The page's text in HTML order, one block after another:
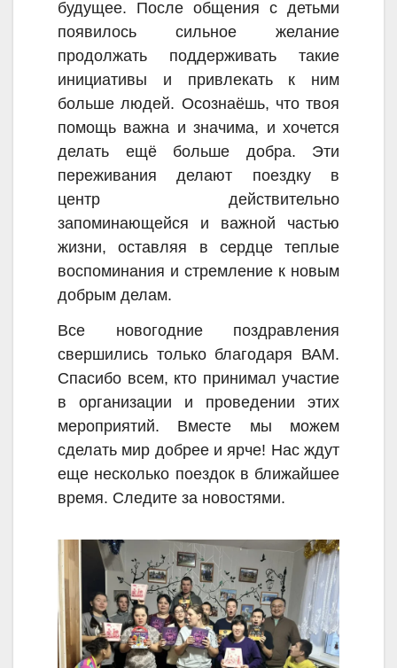
будущее. После общения с детьми
появилось сильное желание
продолжать поддерживать такие
инициативы и привлекать к ним
больше людей. Осознаёшь, что твоя
помощь важна и значима, и хочется
делать ещё больше добра. Эти
переживания делают поездку в
центр действительно
запоминающейся и важной частью
жизни, оставляя в сердце теплые
воспоминания и стремление к новым
добрым делам.
Все новогодние поздравления
свершились только благодаря ВАМ.
Спасибо всем, кто принимал участие
в организации и проведении этих
мероприятий. Вместе мы можем
сделать мир добрее и ярче! Нас ждут
еще несколько поездок в ближайшее
время. Следите за новостями.